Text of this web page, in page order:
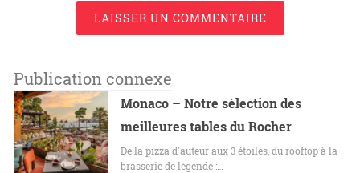
LAISSER UN COMMENTAIRE
Publication connexe
Monaco – Notre sélection des
meilleures tables du Rocher
De la pizza d'auteur aux 3 étoiles, du rooftop à la
brasserie de légende :…